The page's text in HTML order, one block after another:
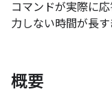
コマンドが実際に
力しない時間が長す
概要